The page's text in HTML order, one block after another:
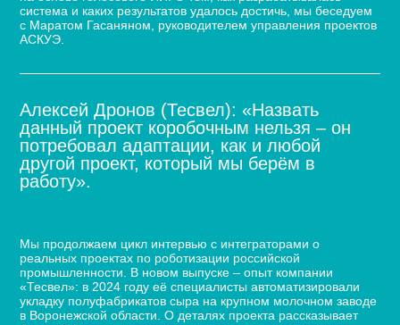
система и каких результатов удалось достичь, мы беседуем
с Маратом Гасаняном, руководителем управления проектов
АСКУЭ.
Алексей Дронов (Тесвел): «Назвать
данный проект коробочным нельзя – он
потребовал адаптации, как и любой
другой проект, который мы берём в
работу».
Мы продолжаем цикл интервью с интеграторами о
реальных проектах по роботизации российской
промышленности. В новом выпуске – опыт компании
«Тесвел»: в 2024 году её специалисты автоматизировали
укладку полуфабрикатов сыра на крупном молочном заводе
в Воронежской области. О деталях проекта рассказывает